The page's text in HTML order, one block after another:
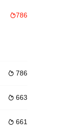
786
 786
 663
 661